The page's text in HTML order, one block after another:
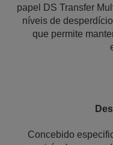
papel DS Transfer
níveis de
que permite
Concebido